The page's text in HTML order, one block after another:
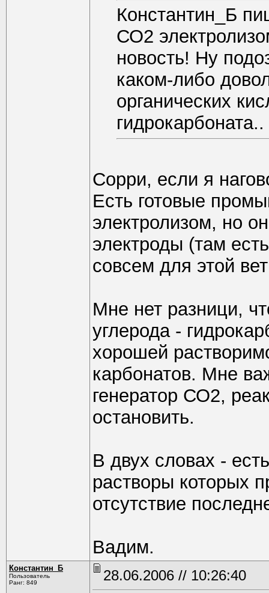
Константин_Б
СО2
новость! Ну
каком-либо
органических
гидрокарбоната..
Сорри, если я
Есть готовые
электролизом, но
электроды (там
совсем для этой
Мне нет разници,
углерода -
хорошей
карбонатов. Мне
генератор СО2,
остановить.
В двух словах -
растворы которых
отсутствие
Вадим.
Константин_Б
Пользователь
Ранг: 849
28.06.2006 // 10:26:40